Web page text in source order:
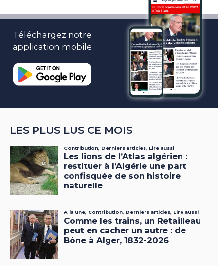
Téléchargez notre
application mobile
LES PLUS LUS CE MOIS